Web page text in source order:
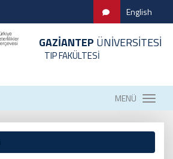
English
GAZİANTEP ÜNİVERSİTESİ
TIP FAKÜLTESİ
MENÜ